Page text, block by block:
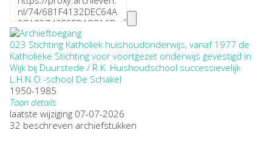
023 Stichting Katholiek huishoudonderwijs, vanaf 1977 de
Katholieke Stichting voor voortgezet onderwijs gevestigd in
Wijk bij Duurstede / R.K. Huishoudschool successievelijk
L.H.N.O.-school De Schakel
1950-1985
Toon details
Datering:
1950-1985
laatste wijziging 07-07-2026
32 beschreven archiefstukken